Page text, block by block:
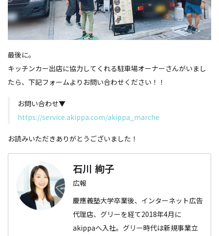
最後に。
キッチンカー出店に協力してくれる駐車場オーナーさんがいまし
たら、下記フォームよりお問い合わせください！！
お問い合わせ▼
https://service.akippa.com/akippa_marche
お読みいただきありがとうございました！
石川 絢子
広報
慶應義塾大学卒業後、インターネット広告
代理店、グリーを経て2018年4月に
akippaへ入社。グリー時代は新規事業立